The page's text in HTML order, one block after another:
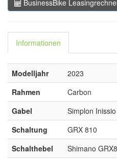
BusinessBike
Informationen
Modelljahr
2023
Rahmen
Carbon
Gabel
Simplon Inissio
Schaltung
GRX 810
Schalthebel
Shimano